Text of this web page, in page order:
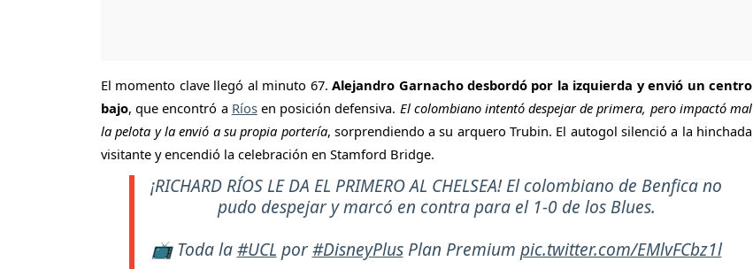
El momento clave llegó al minuto 67.Alejandro Garnacho desbordó por la izquierda y envió un centro
bajo, que encontró a Ríosen posición defensiva. El colombiano intentó despejar de primera, pero impactó mal
la pelota y la envió a su propia portería, sorprendiendo a su arquero Trubin. El autogol silenció a la hinchada
visitante y encendió la celebración en Stamford Bridge.
¡RICHARD RÍOS LE DA EL PRIMERO AL CHELSEA! El colombiano de Benfica no
pudo despejar y marcó en contra para el 1-0 de los Blues.
📺 Toda la#UCL por#DisneyPlusPlan Premium pic.twitter.com/EMlvFCbz1l